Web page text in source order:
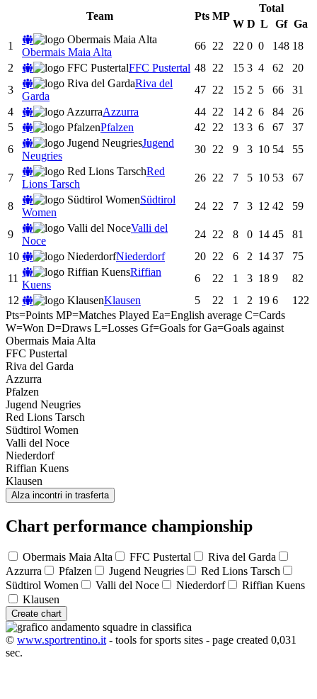
Team
Pts MP
Total
W D L Gf Ga
1
Obermais Maia Alta
66 22 22 0 0 148 18
2
FFC Pustertal 48 22 15 3 4 62
20
3
Riva del
Garda
47 22 15 2 5 66
31
4
Azzurra 44 22 14 2 6 84
26
5
Pfalzen 42 22 13 3 6 67
37
6
Jugend
Neugries
30 22 9 3 10 54 55
7
Red
Lions Tarsch
26 22 7 5 10 53 67
8
Südtirol
Women
24 22 7 3 12 42 59
9
Valli del
Noce
24 22 8 0 14 45
81
10
Niederdorf 20 22 6 2 14 37
75
11
Riffian
Kuens
6 22 1 3 18 9
82
12
Klausen 5 22 1 2 19 6
122
Pts=Points MP=Matches Played Ea=English average C=Cards
W=Won D=Draws L=Losses Gf=Goals for Ga=Goals against
Obermais Maia Alta
FFC Pustertal
Riva del Garda
Azzurra
Pfalzen
Jugend Neugries
Red Lions Tarsch
Südtirol Women
Valli del Noce
Niederdorf
Riffian Kuens
Klausen
Alza incontri in trasferta
Chart performance championship
Obermais Maia Alta FFC Pustertal
Riva del Garda
Azzurra
Pfalzen Jugend Neugries
Red Lions Tarsch
Südtirol Women
Valli del Noce Niederdorf
Riffian Kuens
Klausen
Create chart
© www.sportrentino.it- tools for sports sites - page created 0,031
sec.